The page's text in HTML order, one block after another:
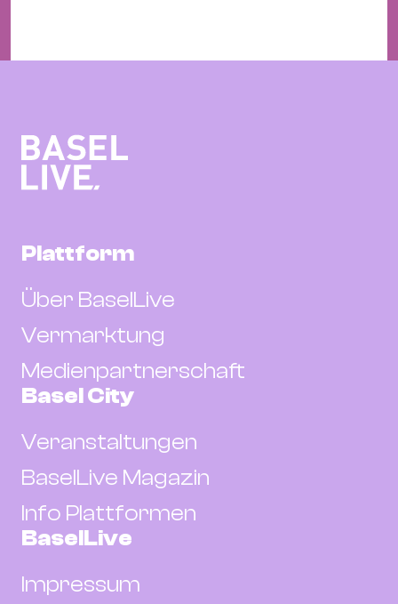
Plattform
Über BaselLive
Vermarktung
Medienpartnerschaft
Basel City
Veranstaltungen
BaselLive Magazin
Info Plattformen
BaselLive
Impressum